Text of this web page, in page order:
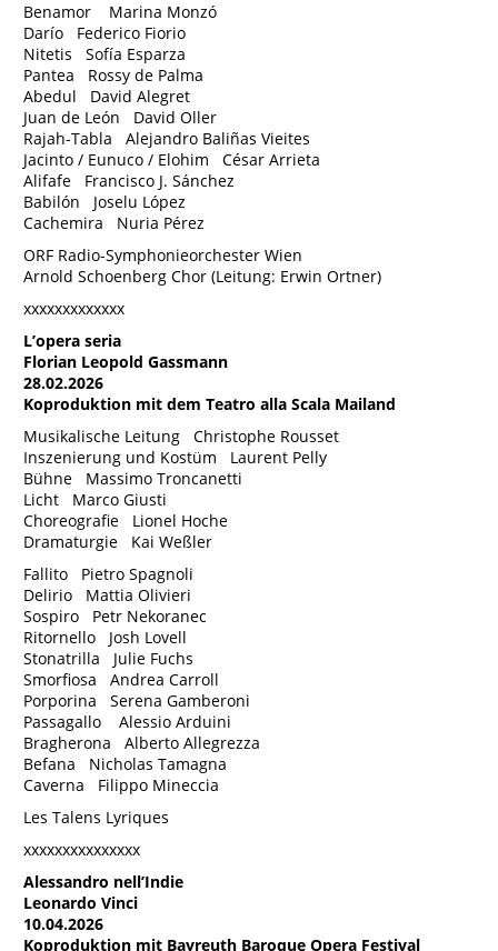
Benamor Marina Monzó
Darío Federico Fiorio
Nitetis Sofía Esparza
Pantea Rossy de Palma
Abedul David Alegret
Juan de León David Oller
Rajah-Tabla Alejandro Baliñas Vieites
Jacinto / Eunuco / Elohim César Arrieta
Alifafe Francisco J. Sánchez
Babilón Joselu López
Cachemira Nuria Pérez
ORF Radio-Symphonieorchester Wien
Arnold Schoenberg Chor (Leitung: Erwin Ortner)
xxxxxxxxxxxxx
L’opera seria
Florian Leopold Gassmann
28.02.2026
Koproduktion mit dem Teatro alla Scala Mailand
Musikalische Leitung Christophe Rousset
Inszenierung und Kostüm Laurent Pelly
Bühne Massimo Troncanetti
Licht Marco Giusti
Choreografie Lionel Hoche
Dramaturgie Kai Weßler
Fallito Pietro Spagnoli
Delirio Mattia Olivieri
Sospiro Petr Nekoranec
Ritornello Josh Lovell
Stonatrilla Julie Fuchs
Smorfiosa Andrea Carroll
Porporina Serena Gamberoni
Passagallo Alessio Arduini
Bragherona Alberto Allegrezza
Befana Nicholas Tamagna
Caverna Filippo Mineccia
Les Talens Lyriques
xxxxxxxxxxxxxxx
Alessandro nell’Indie
Leonardo Vinci
10.04.2026
Koproduktion mit Bayreuth Baroque Opera Festival